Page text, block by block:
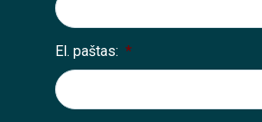
El. paštas: *